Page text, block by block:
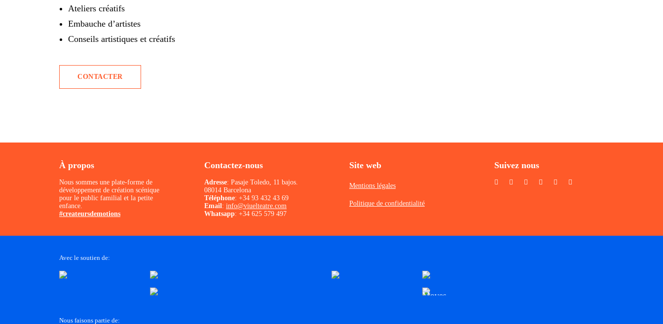
Ateliers créatifs
Embauche d’artistes
Conseils artistiques et créatifs
CONTACTER
À propos
Nous sommes une plate-forme de
développement de création scénique
pour le public familial et la petite
enfance.
#createursdemotions
Contactez-nous
Adresse: Pasaje Toledo, 11 bajos.
08014 Barcelona
Téléphone: +34 93 432 43 69
Email: info@viuelteatre.com
Whatsapp: +34 625 579 497
Site web
Mentions légales
Politique de confidentialité
Suivez nous
Avec le soutien de:
Nous faisons partie de: